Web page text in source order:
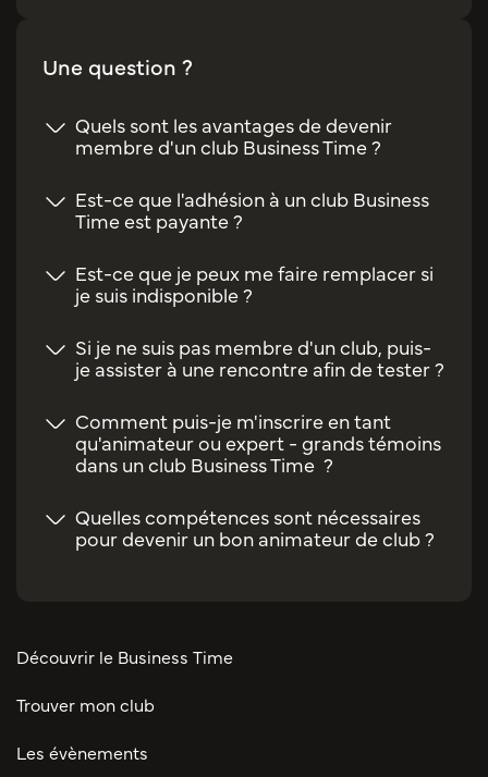
Une question ?
Quels sont les avantages de devenir
membre d'un club Business Time ?
Est-ce que l'adhésion à un club Business
Time est payante ?
Est-ce que je peux me faire remplacer si
je suis indisponible ?
Si je ne suis pas membre d'un club, puis-
je assister à une rencontre afin de tester ?
Comment puis-je m'inscrire en tant
qu'animateur ou expert - grands témoins
dans un club Business Time ?
Quelles compétences sont nécessaires
pour devenir un bon animateur de club ?
Découvrir le Business Time
Trouver mon club
Les évènements